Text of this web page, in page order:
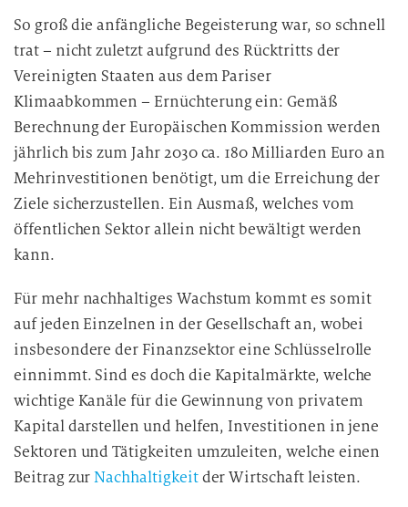
So groß die anfängliche Begeisterung war, so schnell
trat – nicht zuletzt aufgrund des Rücktritts der
Vereinigten Staaten aus dem Pariser
Klimaabkommen – Ernüchterung ein: Gemäß
Berechnung der Europäischen Kommission werden
jährlich bis zum Jahr 2030 ca. 180 Milliarden Euro an
Mehrinvestitionen benötigt, um die Erreichung der
Ziele sicherzustellen. Ein Ausmaß, welches vom
öffentlichen Sektor allein nicht bewältigt werden
kann.
Für mehr nachhaltiges Wachstum kommt es somit
auf jeden Einzelnen in der Gesellschaft an, wobei
insbesondere der Finanzsektor eine Schlüsselrolle
einnimmt. Sind es doch die Kapitalmärkte, welche
wichtige Kanäle für die Gewinnung von privatem
Kapital darstellen und helfen, Investitionen in jene
Sektoren und Tätigkeiten umzuleiten, welche einen
Beitrag zurNachhaltigkeitder Wirtschaft leisten.